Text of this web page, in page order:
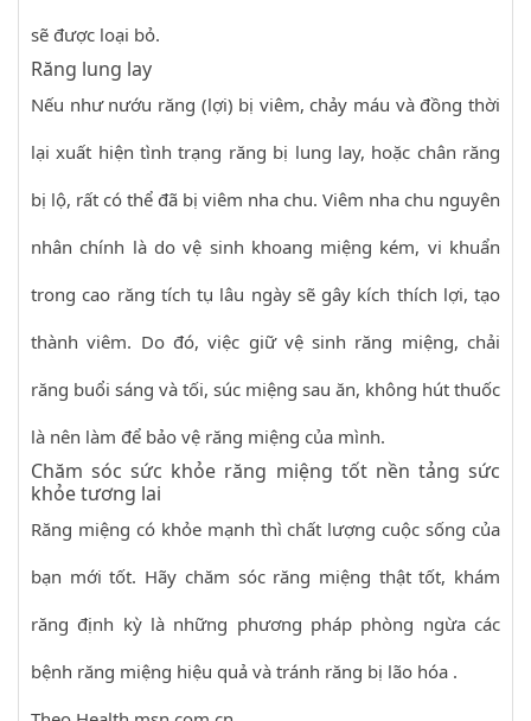
sẽ được loại bỏ.
Răng lung lay
Nếu như nướu răng (lợi) bị viêm, chảy máu và đồng thời
lại xuất hiện tình trạng răng bị lung lay, hoặc chân răng
bị lộ, rất có thể đã bị viêm nha chu. Viêm nha chu nguyên
nhân chính là do vệ sinh khoang miệng kém, vi khuẩn
trong cao răng tích tụ lâu ngày sẽ gây kích thích lợi, tạo
thành viêm. Do đó, việc giữ vệ sinh răng miệng, chải
răng buổi sáng và tối, súc miệng sau ăn, không hút thuốc
là nên làm để bảo vệ răng miệng của mình.
Chăm sóc sức khỏe răng miệng tốt nền tảng sức
khỏe tương lai
Răng miệng có khỏe mạnh thì chất lượng cuộc sống của
bạn mới tốt. Hãy chăm sóc răng miệng thật tốt, khám
răng định kỳ là những phương pháp phòng ngừa các
bệnh răng miệng hiệu quả và tránh răng bị lão hóa .